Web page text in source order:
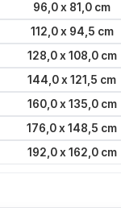
96,0 x 81,0 cm
112,0 x 94,5 cm
128,0 x 108,0 cm
144,0 x 121,5 cm
160,0 x 135,0 cm
176,0 x 148,5 cm
192,0 x 162,0 cm